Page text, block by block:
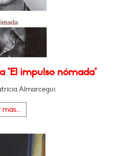
"El impulso nómada"
Almarcegui.
más...